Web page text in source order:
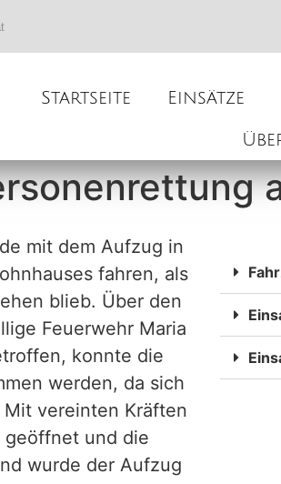
Startseite Einsätze
mit dem Aufzug in
fahren, als
blieb. Über den
Feuerwehr Maria
konnte die
werden, da sich
vereinten Kräften
und die
wurde der Aufzug